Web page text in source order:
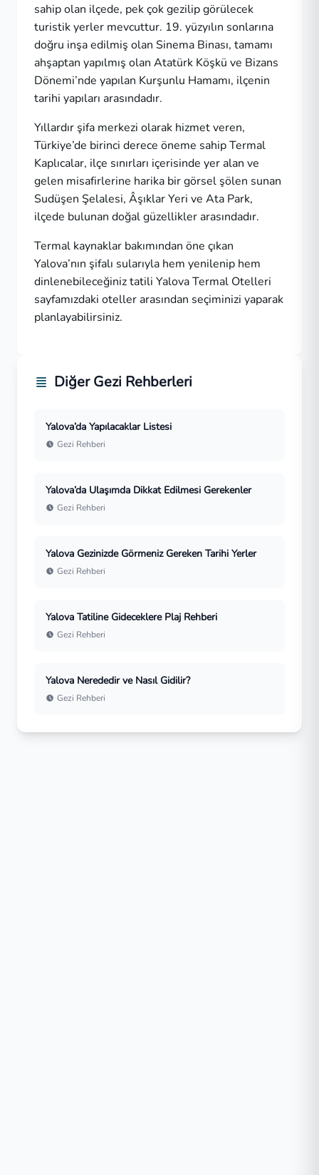
sahip olan ilçede, pek çok gezilip görülecek
turistik yerler mevcuttur. 19. yüzyılın sonlarına
doğru inşa edilmiş olan Sinema Binası, tamamı
ahşaptan yapılmış olan Atatürk Köşkü ve Bizans
Dönemi’nde yapılan Kurşunlu Hamamı, ilçenin
tarihi yapıları arasındadır.
Yıllardır şifa merkezi olarak hizmet veren,
Türkiye’de birinci derece öneme sahip Termal
Kaplıcalar, ilçe sınırları içerisinde yer alan ve
gelen misafirlerine harika bir görsel şölen sunan
Sudüşen Şelalesi, Âşıklar Yeri ve Ata Park,
ilçede bulunan doğal güzellikler arasındadır.
Termal kaynaklar bakımından öne çıkan
Yalova’nın şifalı sularıyla hem yenilenip hem
dinlenebileceğiniz tatili Yalova Termal Otelleri
sayfamızdaki oteller arasından seçiminizi yaparak
planlayabilirsiniz.
Diğer Gezi Rehberleri
Yalova’da Yapılacaklar Listesi
Gezi Rehberi
Yalova’da Ulaşımda Dikkat Edilmesi Gerekenler
Gezi Rehberi
Yalova Gezinizde Görmeniz Gereken Tarihi Yerler
Gezi Rehberi
Yalova Tatiline Gideceklere Plaj Rehberi
Gezi Rehberi
Yalova Nerededir ve Nasıl Gidilir?
Gezi Rehberi